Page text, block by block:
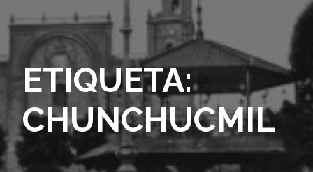
ETIQUETA:
CHUNCHUCMIL